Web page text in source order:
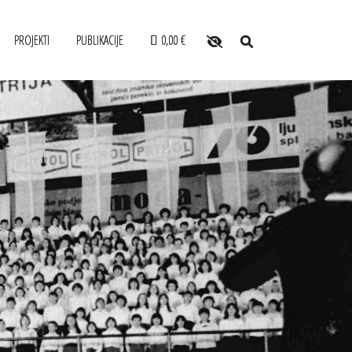
ZA USLUŽBENCE
PROJEKTI
SLOVENSKI ELEKTRONSKI ARHIV
ANONIMKA
VIRTUALNI.ZAC
PUBLIKACIJE 0,00 €
O arhivu
Zaposleni
Povezave
Varstvo osebnih podatkov
Katalog informacij javnega značaja
Zakonodaja
Za uporabnike
Vloga za upravne namene